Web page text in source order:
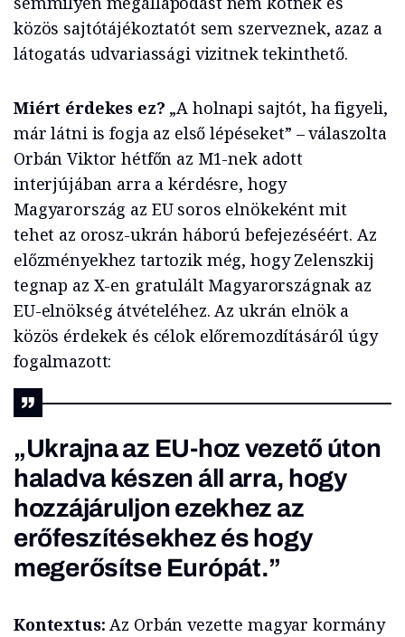
közös sajtótájékoztatót sem szerveznek, azaz a
látogatás udvariassági vizitnek tekinthető.
Miért érdekes ez? „A holnapi sajtót, ha figyeli,
már látni is fogja az első lépéseket” – válaszolta
Orbán Viktor hétfőn az M1-nek adott
interjújában arra a kérdésre, hogy
Magyarország az EU soros elnökeként mit
tehet az orosz-ukrán háború befejezéséért. Az
előzményekhez tartozik még, hogy Zelenszkij
tegnap az X-en gratulált Magyarországnak az
EU-elnökség átvételéhez. Az ukrán elnök a
közös érdekek és célok előremozdításáról úgy
fogalmazott:
„Ukrajna az EU-hoz vezető úton
haladva készen áll arra, hogy
hozzájáruljon ezekhez az
erőfeszítésekhez és hogy
megerősítse Európát.”
Kontextus: Az Orbán vezette magyar kormány